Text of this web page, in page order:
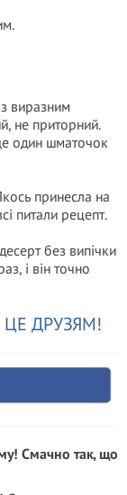
виразним
не приторний.
один шматочок
принесла на
питали рецепт.
без випічки
і він точно
ЦЕ ДРУЗЯМ!